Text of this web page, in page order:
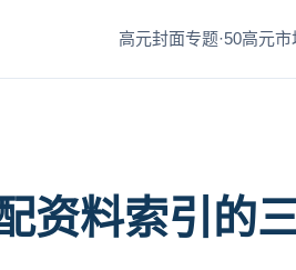
高元封面专题·50高元市
资料索引的